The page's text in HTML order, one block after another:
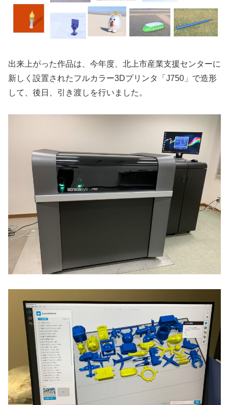
出来上がった作品は、今年度、北上市産業支援センターに
新しく設置されたフルカラー3Dプリンタ「J750」で造形
して、後日、引き渡しを行いました。